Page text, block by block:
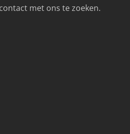
met ons te zoeken.